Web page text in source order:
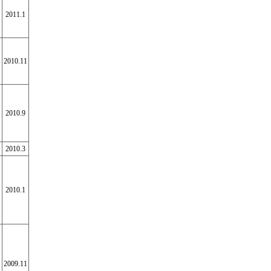
2011.1
2010.11
2010.9
2010.3
2010.1
2009.11